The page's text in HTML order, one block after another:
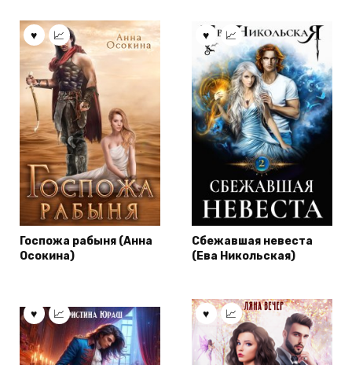
Госпожа рабыня (Анна
Осокина)
Сбежавшая невеста
(Ева Никольская)